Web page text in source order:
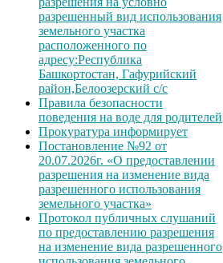
разрешенный вид использования
земельного участка
расположенного по
адресу:Республика
Башкортостан, Гафурийский
район,Белоозерский с/с
Правила безопасности
поведения на воде для родителей
Прокуратура информирует
Постановление №92 от
20.07.2026г. «О предоставлении
разрешения на изменение вида
разрешенного использования
земельного участка»
Протокол публичных слушаний
по предоставлению разрешения
на изменение вида разрешенного